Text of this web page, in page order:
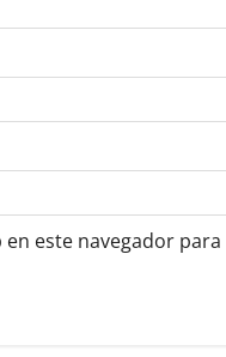
este navegador